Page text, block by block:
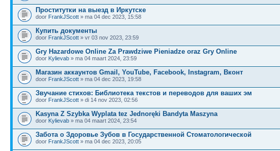
Проститутки на выезд в Иркутске
door FrankJScott » ma 04 dec 2023, 15:58
Купить документы
door FrankJScott » vr 03 nov 2023, 23:59
Gry Hazardowe Online Za Prawdziwe Pieniadze oraz Gry Online
door Kylievab » ma 04 maart 2024, 23:59
Магазин аккаунтов Gmail, YouTube, Facebook, Instagram, Вконт
door FrankJScott » ma 04 dec 2023, 19:58
Звучание стихов: Библиотека текстов и переводов для ваших эм
door FrankJScott » di 14 nov 2023, 02:56
Kasyna Z Szybka Wyplata tez Jednoręki Bandyta Maszyna
door Kylievab » ma 04 maart 2024, 23:54
Забота о Здоровье Зубов в Государственной Стоматологической
door FrankJScott » ma 04 dec 2023, 20:05